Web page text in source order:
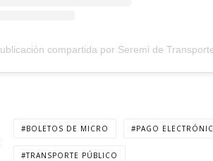
BOLETOS DE MICRO PAGO
TRANSPORTE PÚBLICO